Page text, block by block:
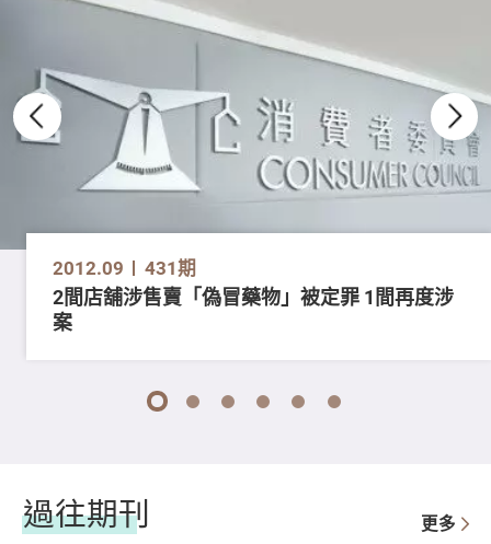
2012.09 431期
2間店舖涉售賣「偽冒藥物」被定罪 1間再度涉
案
1 2 3 4 5 6
過往期刊 更多